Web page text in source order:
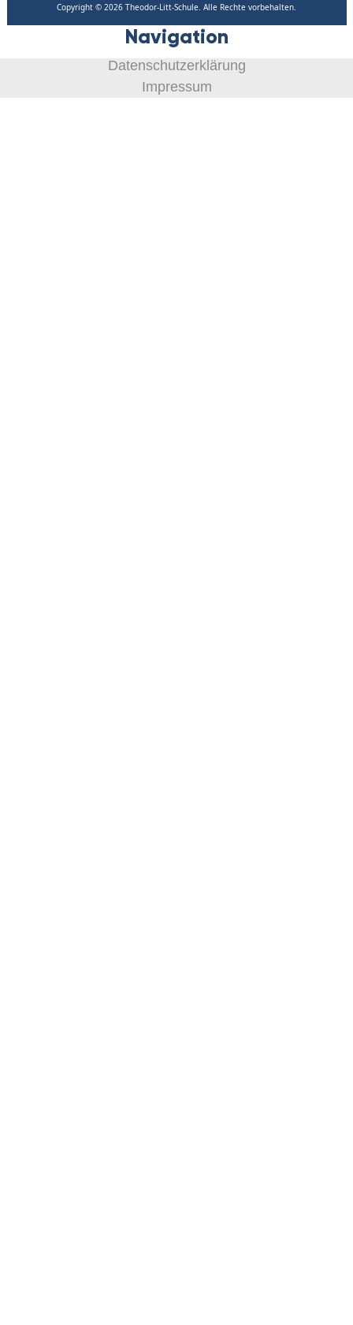
Copyright © 2026 Theodor-Litt-Schule. Alle Rechte vorbehalten.
Navigation
Datenschutzerklärung
Impressum